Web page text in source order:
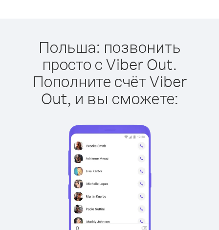
Польша: позвонить
просто с Viber Out.
Пополните счёт Viber
Out, и вы сможете: